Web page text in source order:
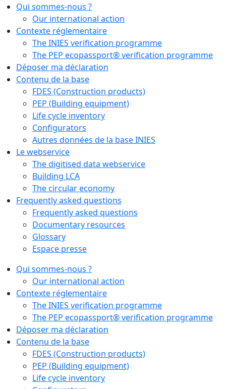
Qui sommes-nous ?
Our international action
Contexte réglementaire
The INIES verification programme
The PEP ecopassport® verification programme
Déposer ma déclaration
Contenu de la base
FDES (Construction products)
PEP (Building equipment)
Life cycle inventory
Configurators
Autres données de la base INIES
Le webservice
The digitised data webservice
Building LCA
The circular economy
Frequently asked questions
Frequently asked questions
Documentary resources
Glossary
Espace presse
Qui sommes-nous ?
Our international action
Contexte réglementaire
The INIES verification programme
The PEP ecopassport® verification programme
Déposer ma déclaration
Contenu de la base
FDES (Construction products)
PEP (Building equipment)
Life cycle inventory